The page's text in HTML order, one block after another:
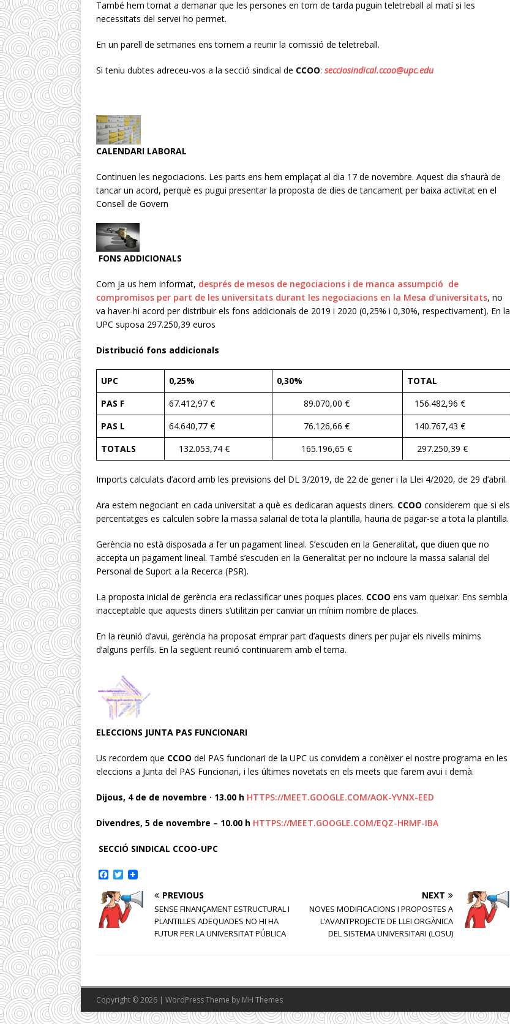
També hem tornat a demanar que les persones en torn de tarda puguin teletreball al matí si les
necessitats del servei ho permet.
En un parell de setmanes ens tornem a reunir la comissió de teletreball.
Si teniu dubtes adreceu-vos a la secció sindical de CCOO: secciosindical.ccoo@upc.edu
CALENDARI LABORAL
Continuen les negociacions. Les parts ens hem emplaçat al dia 17 de novembre. Aquest dia s’haurà de
tancar un acord, perquè es pugui presentar la proposta de dies de tancament per baixa activitat en el
Consell de Govern
FONS ADDICIONALS
Com ja us hem informat, després de mesos de negociacions i de manca assumpció de
compromisos per part de les universitats durant les negociacions en la Mesa d’universitats, no
va haver-hi acord per distribuir els fons addicionals de 2019 i 2020 (0,25% i 0,30%, respectivament). En la
UPC suposa 297.250,39 euros
Distribució fons addicionals
UPC 0,25% 0,30%
TOTAL
PAS F
67.412,97 € 89.070,00 €
156.482,96 €
PAS L
64.640,77 € 76.126,66 €
140.767,43 €
TOTALS
132.053,74 € 165.196,65 € 297.250,39 €
Imports calculats d’acord amb les previsions del DL 3/2019, de 22 de gener i la Llei 4/2020, de 29 d’abril.
Ara estem negociant en cada universitat a què es dedicaran aquests diners. CCOO considerem que si els
percentatges es calculen sobre la massa salarial de tota la plantilla, hauria de pagar-se a tota la plantilla.
Gerència no està disposada a fer un pagament lineal. S’escuden en la Generalitat, que diuen que no
accepta un pagament lineal. També s’escuden en la Generalitat per no incloure la massa salarial del
Personal de Suport a la Recerca (PSR).
La proposta inicial de gerència era reclassificar unes poques places. CCOO ens vam queixar. Ens sembla
inacceptable que aquests diners s’utilitzin per canviar un mínim nombre de places.
En la reunió d’avui, gerència ha proposat emprar part d’aquests diners per pujar els nivells mínims
d’alguns perfils. En la següent reunió continuarem amb el tema.
ELECCIONS JUNTA PAS FUNCIONARI
Us recordem que CCOO del PAS funcionari de la UPC us convidem a conèixer el nostre programa en les
eleccions a Junta del PAS Funcionari, i les últimes novetats en els meets que farem avui i demà.
Dijous, 4 de de novembre · 13.00 h HTTPS://MEET.GOOGLE.COM/AOK-YVNX-EED
Divendres, 5 de novembre – 10.00 h HTTPS://MEET.GOOGLE.COM/EQZ-HRMF-IBA
SECCIÓ SINDICAL CCOO-UPC
c
e
b
o
T
i
t
t
e
PREVIOUS
SENSE FINANÇAMENT ESTRUCTURAL I
PLANTILLES ADEQUADES NO HI HA
FUTUR PER LA UNIVERSITAT PÚBLICA
NEXT
NOVES MODIFICACIONS I PROPOSTES A
L’AVANTPROJECTE DE LLEI ORGÀNICA
DEL SISTEMA UNIVERSITARI (LOSU)
Copyright © 2026 | WordPress Theme by MH Themes